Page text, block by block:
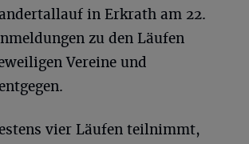
in Erkrath am 22.
zu den Läufen
Vereine und
vier Läufen teilnimmt,